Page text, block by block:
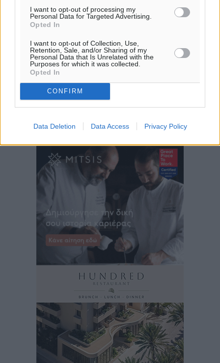
I want to opt-out of processing my
Personal Data for Targeted Advertising.
Opted In
I want to opt-out of Collection, Use,
Retention, Sale, and/or Sharing of my
Personal Data that Is Unrelated with the
Purposes for which it was collected.
Opted In
CONFIRM
Data Deletion Data Access Privacy Policy
°
πρόγνωση:
°